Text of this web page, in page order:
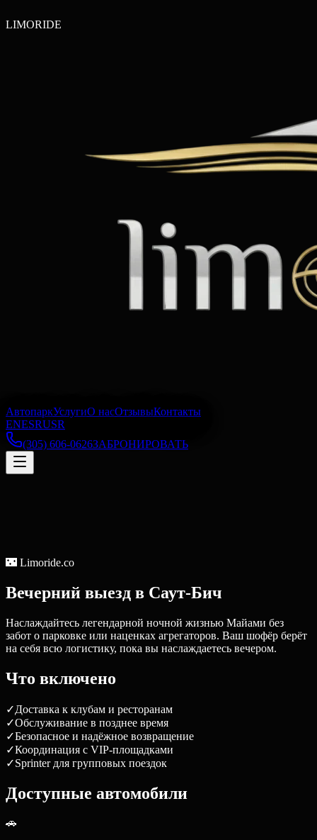
LIMORIDE
АвтопаркУслугиО насОтзывыКонтакты
ENESRUSR
(305) 606-0626ЗАБРОНИРОВАТЬ
🌃 Limoride.co
Вечерний выезд в Саут-Бич
Наслаждайтесь легендарной ночной жизнью Майами без
забот о парковке или наценках агрегаторов. Ваш шофёр берёт
на себя всю логистику, пока вы наслаждаетесь вечером.
Что включено
✓Доставка к клубам и ресторанам
✓Обслуживание в позднее время
✓Безопасное и надёжное возвращение
✓Координация с VIP-площадками
✓Sprinter для групповых поездок
Доступные автомобили
🚗